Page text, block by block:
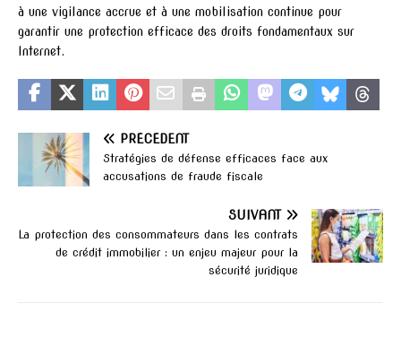
à une vigilance accrue et à une mobilisation continue pour
garantir une protection efficace des droits fondamentaux sur
Internet.
PRÉCÉDENT
Stratégies de défense efficaces face aux
accusations de fraude fiscale
SUIVANT
La protection des consommateurs dans les contrats
de crédit immobilier : un enjeu majeur pour la
sécurité juridique